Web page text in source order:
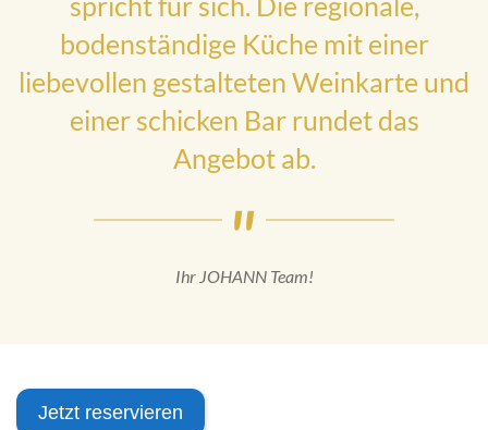
bodenständige Küche mit einer
liebevollen gestalteten Weinkarte und
einer schicken Bar rundet das
Angebot ab.
Ihr JOHANN Team!
Jetzt reservieren